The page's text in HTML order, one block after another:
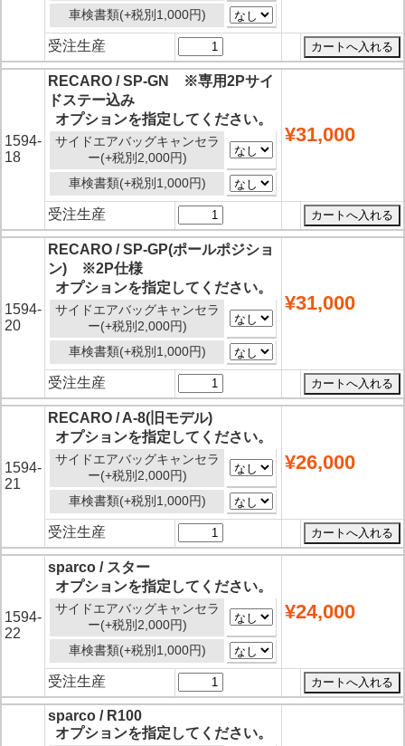
車検書類(+税別1,000円)
受注生産
1594-
18
RECARO / SP-GN ※専用2Pサイ
ドステー込み
オプションを指定してください。
サイドエアバッグキャンセラ
ー(+税別2,000円)
車検書類(+税別1,000円)
¥31,000
受注生産
1594-
20
RECARO / SP-GP(ポールポジショ
ン) ※2P仕様
オプションを指定してください。
サイドエアバッグキャンセラ
ー(+税別2,000円)
車検書類(+税別1,000円)
¥31,000
受注生産
1594-
21
RECARO / A-8(旧モデル)
オプションを指定してください。
サイドエアバッグキャンセラ
ー(+税別2,000円)
車検書類(+税別1,000円)
¥26,000
受注生産
1594-
22
sparco / スター
オプションを指定してください。
サイドエアバッグキャンセラ
ー(+税別2,000円)
車検書類(+税別1,000円)
¥24,000
受注生産
sparco / R100
オプションを指定してください。